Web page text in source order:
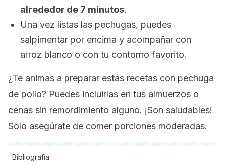
alrededor de 7 minutos.
Una vez listas las pechugas, puedes
salpimentar por encima y acompañar con
arroz blanco o con tu contorno favorito.
¿Te animas a preparar estas recetas con pechuga
de pollo? Puedes incluirlas en tus almuerzos o
cenas sin remordimiento alguno. ¡Son saludables!
Solo asegúrate de comer porciones moderadas.
Bibliografía